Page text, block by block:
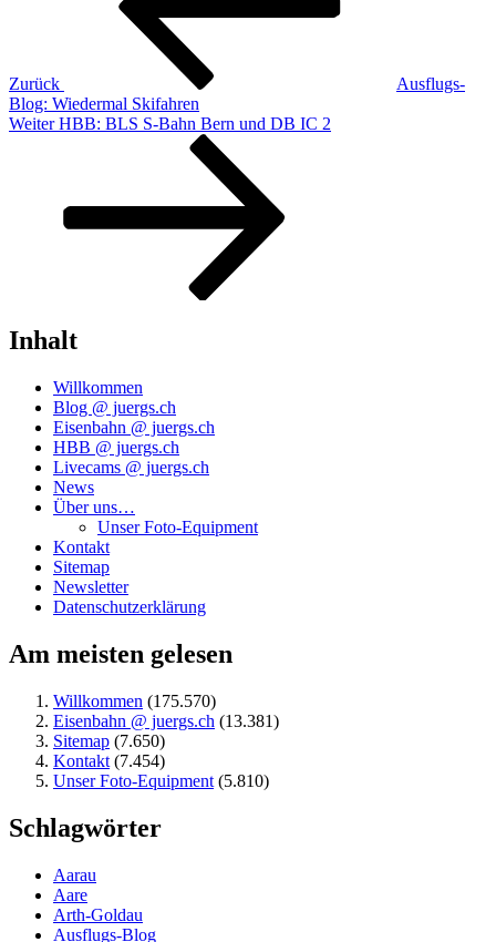
Zurück
Ausflugs-
Blog: Wiedermal Skifahren
Nächster
Weiter HBB: BLS S‑Bahn Bern und DB IC 2
Inhalt
Willkommen
Blog @ juergs.ch
Eisenbahn @ juergs.ch
HBB @ juergs.ch
Livecams @ juergs.ch
News
Über uns…
Unser Foto-Equipment
Kontakt
Sitemap
Newsletter
Datenschutzerklärung
Am meisten gelesen
Willkommen (175.570)
Eisenbahn @ juergs.ch (13.381)
Sitemap (7.650)
Kontakt (7.454)
Unser Foto-Equipment (5.810)
Schlagwörter
Aarau
Aare
Arth-Goldau
Ausflugs-Blog